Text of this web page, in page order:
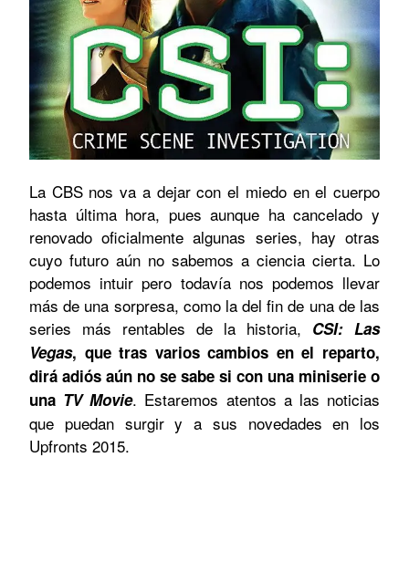
La CBS nos va a dejar con el miedo en el cuerpo
hasta última hora, pues aunque ha cancelado y
renovado oficialmente algunas series, hay otras
cuyo futuro aún no sabemos a ciencia cierta. Lo
podemos intuir pero todavía nos podemos llevar
más de una sorpresa, como la del fin de una de las
series más rentables de la historia, CSI: Las
Vegas, que tras varios cambios en el reparto,
dirá adiós aún no se sabe si con una miniserie o
una TV Movie. Estaremos atentos a las noticias
que puedan surgir y a sus novedades en los
Upfronts 2015.